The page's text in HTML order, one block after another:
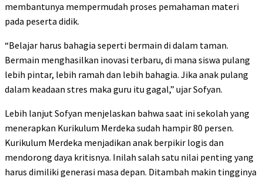
membantunya mempermudah proses pemahaman materi
pada peserta didik.
“Belajar harus bahagia seperti bermain di dalam taman.
Bermain menghasilkan inovasi terbaru, di mana siswa pulang
lebih pintar, lebih ramah dan lebih bahagia. Jika anak pulang
dalam keadaan stres maka guru itu gagal,” ujar Sofyan.
Lebih lanjut Sofyan menjelaskan bahwa saat ini sekolah yang
menerapkan Kurikulum Merdeka sudah hampir 80 persen.
Kurikulum Merdeka menjadikan anak berpikir logis dan
mendorong daya kritisnya. Inilah salah satu nilai penting yang
harus dimiliki generasi masa depan. Ditambah makin tingginya